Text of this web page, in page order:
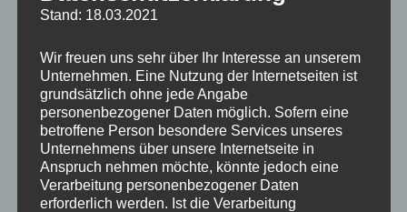
Stand: 18.03.2021
Wir freuen uns sehr über Ihr Interesse an unserem
Unternehmen. Eine Nutzung der Internetseiten ist
grundsätzlich ohne jede Angabe
personenbezogener Daten möglich. Sofern eine
betroffene Person besondere Services unseres
Unternehmens über unsere Internetseite in
Anspruch nehmen möchte, könnte jedoch eine
Verarbeitung personenbezogener Daten
erforderlich werden. Ist die Verarbeitung